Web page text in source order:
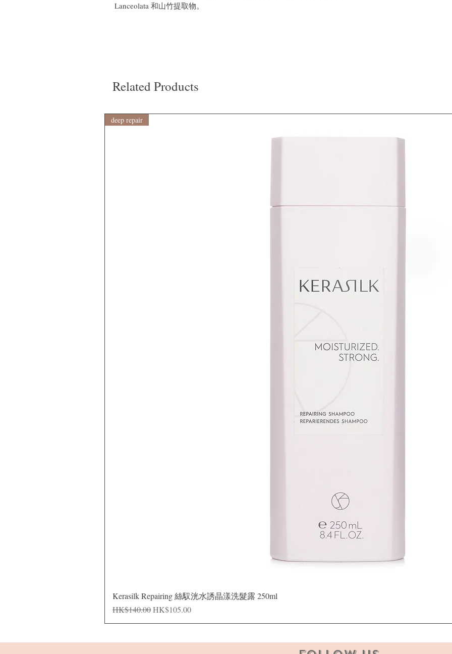
Lanceolata 和山竹提取物。
Related Products
deep repair
Kerasilk Repairing 絲馭洸水誘晶漾洗髮露 250ml
Regular Price
HK$140.00Sale Price
HK$105.00